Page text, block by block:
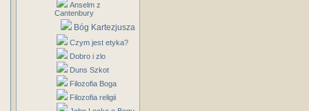
Anselm z
Cantenbury
Bóg Kartezjusza
Czym jest etyka?
Dobro i zlo
Duns Szkot
Filozofia Boga
Filozofia religii